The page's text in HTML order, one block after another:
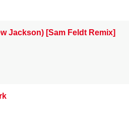
Jackson) [Sam Feldt Remix]